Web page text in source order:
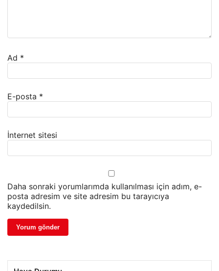
Ad *
E-posta *
İnternet sitesi
Daha sonraki yorumlarımda kullanılması için adım, e-
posta adresim ve site adresim bu tarayıcıya
kaydedilsin.